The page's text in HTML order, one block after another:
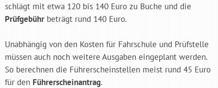
schlägt mit etwa 120 bis 140 Euro zu Buche und die
Prüfgebühr beträgt rund 140 Euro.
Unabhängig von den Kosten für Fahrschule und Prüfstelle
müssen auch noch weitere Ausgaben eingeplant werden.
So berechnen die Führerscheinstellen meist rund 45 Euro
für den Führerscheinantrag.